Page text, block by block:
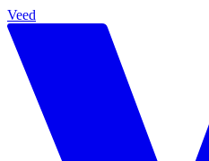
Veed